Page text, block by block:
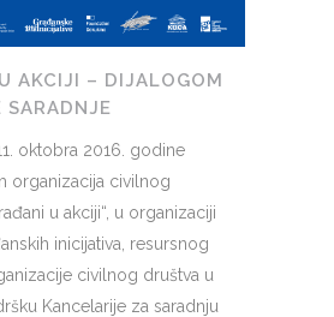
AKCIJI – DIJALOGOM
SARADNJE
oktobra 2016. godine
organizacija civilnog
u akciji“, u organizaciji
inicijativa, resursnog
civilnog društva u
Kancelarije za saradnju